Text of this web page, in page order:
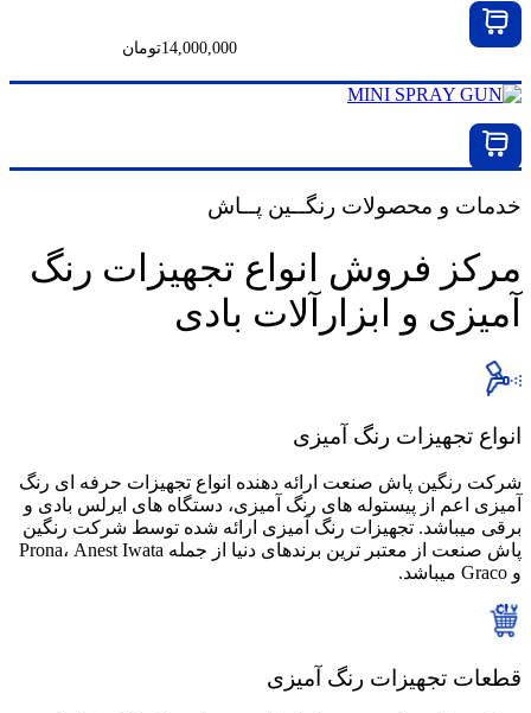
پیستوله بادی رونا مدل WS-400
14,000,000تومان
پیستوله سایه پاش بادی رونا مدل MINI
خدمات و محصولات رنگــین پــاش
مرکز فروش انواع تجهیزات رنگ
آمیزی و ابزارآلات بادی
انواع تجهیزات رنگ آمیزی
شرکت رنگین پاش صنعت ارائه دهنده انواع تجهیزات حرفه ای رنگ
آمیزی اعم از پیستوله های رنگ آمیزی، دستگاه های ایرلس بادی و
برقی میباشد. تجهیزات رنگ آمیزی ارائه شده توسط شرکت رنگین
پاش صنعت از معتبر ترین برندهای دنیا از جمله Prona، Anest Iwata
و Graco میباشد.
قطعات تجهیزات رنگ آمیزی